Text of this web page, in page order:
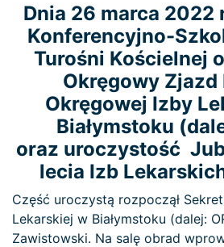
Dnia 26 marca 2022
Konferencyjno-
Turośni Kościelnej
Okręgowy Zjazd
Okręgowej Izby
Białymstoku
oraz uroczystość
lecia Izb
Część uroczystą rozpoczął
Lekarskiej w Białymstoku (dalej:
Zawistowski. Na salę obrad